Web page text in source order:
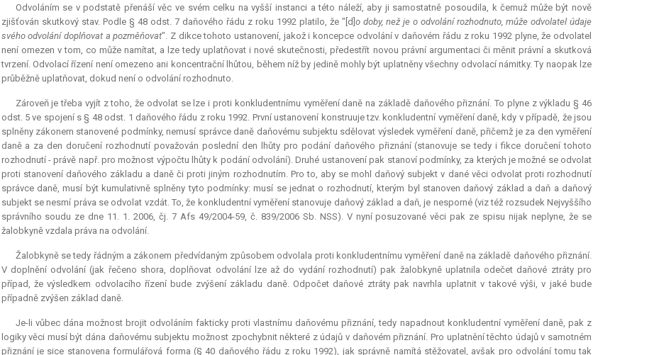
Odvoláním se v podstatě přenáší věc ve svém celku na vyšší instanci a této náleží, aby ji samostatně posoudila, k čemuž může být nově
zjišťován skutkový stav. Podle § 48 odst. 7 daňového řádu z roku 1992 platilo, že "[d] o doby, než je o odvolání rozhodnuto, může odvolatel údaje
svého odvolání doplňovat a pozměňovat". Z dikce tohoto ustanovení, jakož i koncepce odvolání v daňovém řádu z roku 1992 plyne, že odvolatel
není omezen v tom, co může namítat, a lze tedy uplatňovat i nové skutečnosti, předestřít novou právní argumentaci či měnit právní a skutková
tvrzení. Odvolací řízení není omezeno ani koncentrační lhůtou, během níž by jedině mohly být uplatněny všechny odvolací námitky. Ty naopak lze
průběžně uplatňovat, dokud není o odvolání rozhodnuto.
Zároveň je třeba vyjít z toho, že odvolat se lze i proti konkludentnímu vyměření daně na základě daňového přiznání. To plyne z výkladu § 46
odst. 5 ve spojení s § 48 odst. 1 daňového řádu z roku 1992. První ustanovení konstruuje tzv. konkludentní vyměření daně, kdy v případě, že jsou
splněny zákonem stanovené podmínky, nemusí správce daně daňovému subjektu sdělovat výsledek vyměření daně, přičemž je za den vyměření
daně a za den doručení rozhodnutí považován poslední den lhůty pro podání daňového přiznání (stanovuje se tedy ifikce doručení tohoto
rozhodnutí - právě např. pro možnost výpočtu lhůty k podání odvolání). Druhé ustanovení pak stanoví podmínky, za kterých je možné se odvolat
proti stanovení daňového základu a daně či proti jiným rozhodnutím. Pro to, aby se mohl daňový subjekt v dané věci odvolat proti rozhodnutí
správce daně, musí být kumulativně splněny tyto podmínky: musí se jednat o rozhodnutí, kterým byl stanoven daňový základ a daň a daňový
subjekt se nesmí práva se odvolat vzdát. To, že konkludentní vyměření stanovuje daňový základ a daň, je nesporné (viz též rozsudek Nejvyššího
správního soudu ze dne 11. 1. 2006, čj. 7 Afs 49/2004-59, č. 839/2006 Sb. NSS). V nyní posuzované věci pak ze spisu nijak neplyne, že se
žalobkyně vzdala práva na odvolání.
Žalobkyně se tedy řádným a zákonem předvídaným způsobem odvolala proti konkludentnímu vyměření daně na základě daňového přiznání.
V doplnění odvolání (jak řečeno shora, doplňovat odvolání lze až do vydání rozhodnutí) pak žalobkyně uplatnila odečet daňové ztráty pro
případ, že výsledkem odvolacího řízení bude zvýšení základu daně. Odpočet daňové ztráty pak navrhla uplatnit v takové výši, v jaké bude
případně zvýšen základ daně.
Je-li vůbec dána možnost brojit odvoláním fakticky proti vlastnímu daňovému přiznání, tedy napadnout konkludentní vyměření daně, pak z
logiky věci musí být dána daňovému subjektu možnost zpochybnit některé z údajů v daňovém přiznání. Pro uplatnění těchto údajů v samotném
přiznání je sice stanovena formulářová forma (§ 40 daňového řádu z roku 1992), jak správně namítá stěžovatel, avšak pro odvolání tomu tak